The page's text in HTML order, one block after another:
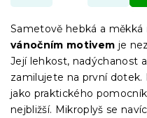
Sametově hebká a měkká
vánočním motivem je
Její lehkost, nadýchanost a
zamilujete na první dotek.
jako praktického
nejbližší. Mikroplyš se